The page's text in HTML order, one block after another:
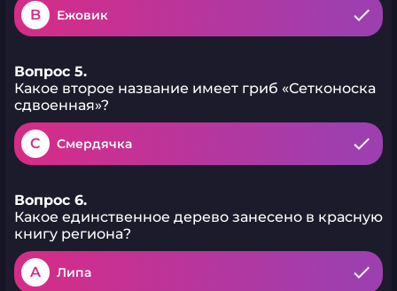
B Ежовик
Вопрос 5.
Какое второе название имеет гриб «Сетконоска
сдвоенная»?
C Смердячка
Вопрос 6.
Какое единственное дерево занесено в красную
книгу региона?
A Липа